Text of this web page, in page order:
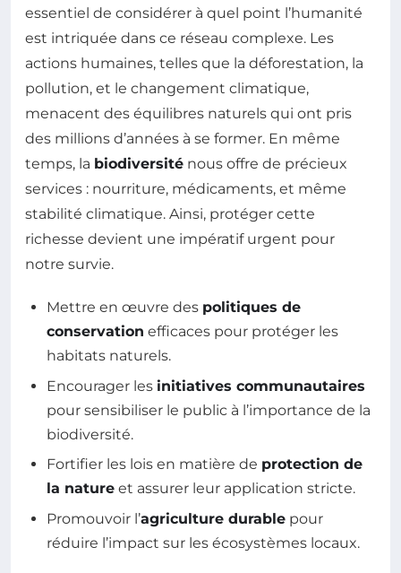
essentiel de considérer à quel point l’humanité
est intriquée dans ce réseau complexe. Les
actions humaines, telles que la déforestation, la
pollution, et le changement climatique,
menacent des équilibres naturels qui ont pris
des millions d’années à se former. En même
temps, la biodiversité nous offre de précieux
services : nourriture, médicaments, et même
stabilité climatique. Ainsi, protéger cette
richesse devient une impératif urgent pour
notre survie.
Mettre en œuvre des politiques de
conservation efficaces pour protéger les
habitats naturels.
Encourager les initiatives communautaires
pour sensibiliser le public à l’importance de la
biodiversité.
Fortifier les lois en matière de protection de
la nature et assurer leur application stricte.
Promouvoir l’agriculture durable pour
réduire l’impact sur les écosystèmes locaux.